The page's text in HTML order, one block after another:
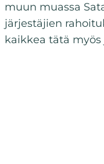
muun muassa
järjestäjien
kaikkea tätä myös